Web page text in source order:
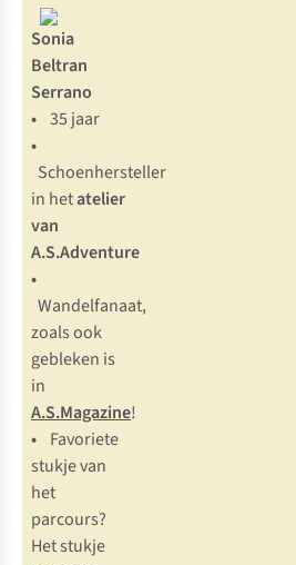
Sonia
Beltran
Serrano
• 35 jaar
•
Schoenhersteller
in hetatelier
van
A.S.Adventure
•
Wandelfanaat,
zoals ook
gebleken is
in
A.S.Magazine!
• Favoriete
stukje van
het
parcours?
Het stukje